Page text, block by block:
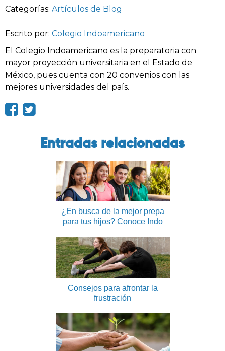
Categorías: Artículos de Blog
Escrito por: Colegio Indoamericano
El Colegio Indoamericano es la preparatoria con
mayor proyección universitaria en el Estado de
México, pues cuenta con 20 convenios con las
mejores universidades del país.
Entradas relacionadas
¿En busca de la mejor prepa
para tus hijos? Conoce Indo
Consejos para afrontar la
frustración